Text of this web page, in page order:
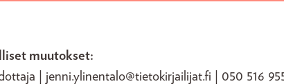
muutokset:
| jenni.ylinentalo@tietokirjailijat.fi | 050 516